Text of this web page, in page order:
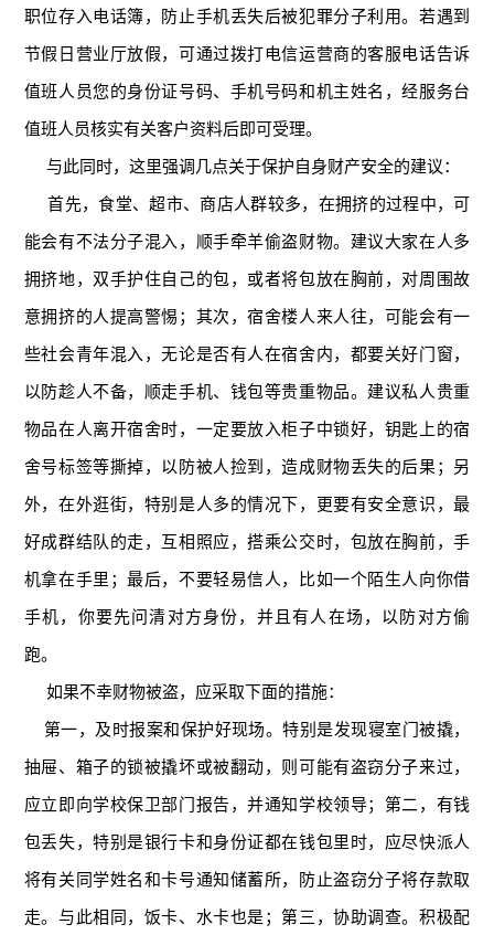
职位存入电话簿，防止手机丢失后被犯罪分子利用。若遇到
节假日营业厅放假，可通过拨打电信运营商的客服电话告诉
值班人员您的身份证号码、手机号码和机主姓名，经服务台
值班人员核实有关客户资料后即可受理。
与此同时，这里强调几点关于保护自身财产安全的建议：
首先，食堂、超市、商店人群较多，在拥挤的过程中，可
能会有不法分子混入，顺手牵羊偷盗财物。建议大家在人多
拥挤地，双手护住自己的包，或者将包放在胸前，对周围故
意拥挤的人提高警惕；其次，宿舍楼人来人往，可能会有一
些社会青年混入，无论是否有人在宿舍内，都要关好门窗，
以防趁人不备，顺走手机、钱包等贵重物品。建议私人贵重
物品在人离开宿舍时，一定要放入柜子中锁好，钥匙上的宿
舍号标签等撕掉，以防被人捡到，造成财物丢失的后果；另
外，在外逛街，特别是人多的情况下，更要有安全意识，最
好成群结队的走，互相照应，搭乘公交时，包放在胸前，手
机拿在手里；最后，不要轻易信人，比如一个陌生人向你借
手机，你要先问清对方身份，并且有人在场，以防对方偷
跑。
如果不幸财物被盗，应采取下面的措施：
第一，及时报案和保护好现场。特别是发现寝室门被撬，
抽屉、箱子的锁被撬坏或被翻动，则可能有盗窃分子来过，
应立即向学校保卫部门报告，并通知学校领导；第二，有钱
包丢失，特别是银行卡和身份证都在钱包里时，应尽快派人
将有关同学姓名和卡号通知储蓄所，防止盗窃分子将存款取
走。与此相同，饭卡、水卡也是；第三，协助调查。积极配